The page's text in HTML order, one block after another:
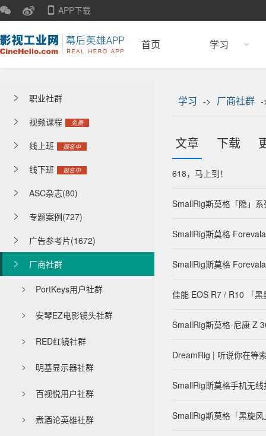
APP下载
首页 学习
 职业社群
 视频课程 免费
 线上班 报名中
 线下班 报名中
 ASC杂志(80)
 专题案例(727)
 广告参考片(1672)
 厂商社群
 PortKeys用户社群
 安琴EZ电影镜头社群
 RED红镜社群
 明基显示器社群
 百视悦用户社群
 煮酒论英雄社群
学习 -> 厂商社群 -
文章 下载
618，马上到！
SmallRig斯莫格「隐」
SmallRig斯莫格
SmallRig斯莫格
佳能 EOS R7 / R10 「
SmallRig斯莫格-尼康 Z
DreamRig | 听说你在等
SmallRig斯莫格手机无
SmallRig斯莫格「黑旋